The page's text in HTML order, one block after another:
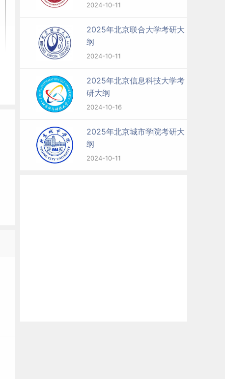
2024-10-11
2025年北京联合大学考研大
纲
2024-10-11
2025年北京信息科技大学考
研大纲
2024-10-16
2025年北京城市学院考研大
纲
2024-10-11